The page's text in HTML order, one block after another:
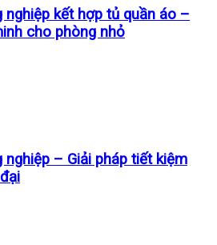
nghiệp kết hợp tủ quần áo –
cho phòng nhỏ
– Giải pháp tiết kiệm